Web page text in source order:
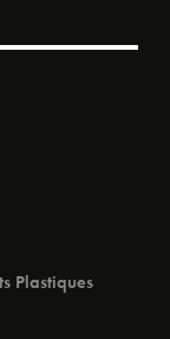
Plastiques